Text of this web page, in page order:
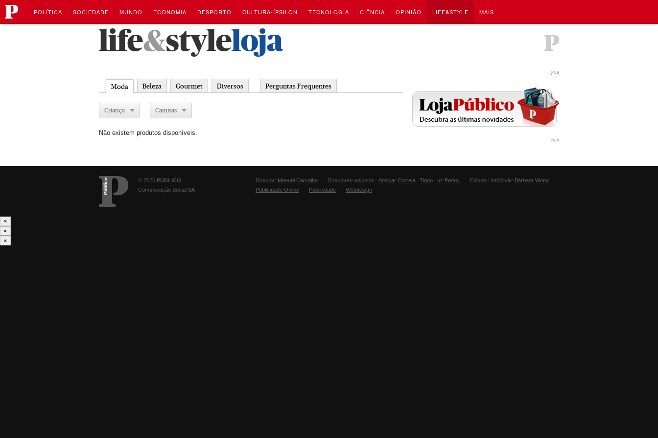
público
Navegação
para
o
POLÍTICA SOCIEDADE MUNDO ECONOMIA DESPORTO CULTURA-ÍPSILON TECNOLOGIA CIÊNCIA OPINIÃO LIFE&STYLE MAIS
life&styleloja
Moda Beleza Gourmet Diversos Perguntas Frequentes
Criança Camisas
Não existem produtos disponíveis.
PUB
PUB
© 2026 PÚBLICO
Comunicação Social SA
Director: Manuel Carvalho Directores-adjuntos : Amilcar Correia Tiago Luz Pedro Editora Life&Style: Bárbara Wong
Publicidade Online
Publicidade Webdesign
×
×
×